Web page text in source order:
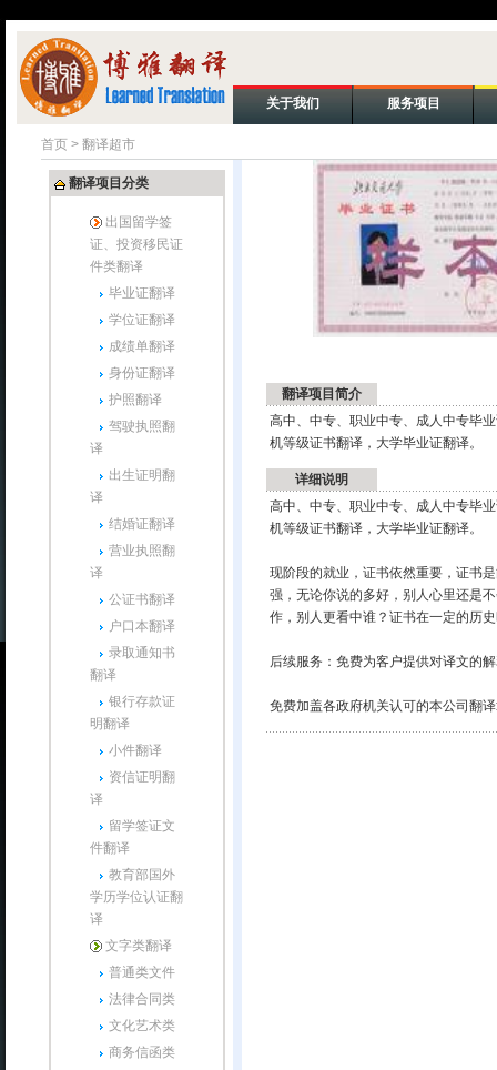
关于我们 服务项目
首页 > 翻译超市
翻译项目分类
出国留学签
证、投资移民证
件类翻译
毕业证翻译
学位证翻译
成绩单翻译
身份证翻译
护照翻译
驾驶执照翻
译
出生证明翻
译
结婚证翻译
营业执照翻
译
公证书翻译
户口本翻译
录取通知书
翻译
银行存款证
明翻译
小件翻译
资信证明翻
译
留学签证文
件翻译
教育部国外
学历学位认证翻
译
文字类翻译
普通类文件
法律合同类
文化艺术类
商务信函类
翻译项目简介
高中、中专、职业中专、成人中专毕
机等级证书翻译，大学毕业证翻译。
详细说明
高中、中专、职业中专、成人中专毕
机等级证书翻译，大学毕业证翻译。
现阶段的就业，证书依然重要，证书
强，无论你说的多好，别人心里还是
作，别人更看中谁？证书在一定的历
后续服务：免费为客户提供对译文的
免费加盖各政府机关认可的本公司翻